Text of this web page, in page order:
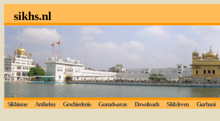
sikhs.nl
Sikhisme Artikelen Geschiedenis Gurudwaras Downloads Sikh leven Gurbani